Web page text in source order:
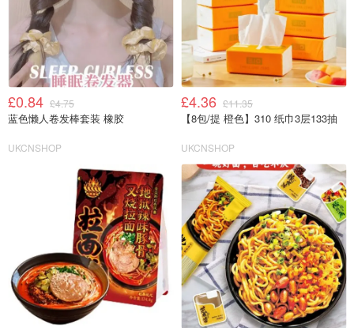
£0.84 £4.75
蓝色懒人卷发棒套装 橡胶
UKCNSHOP
£4.36 £11.35
【8包/提 橙色】310 纸巾3层133抽
UKCNSHOP